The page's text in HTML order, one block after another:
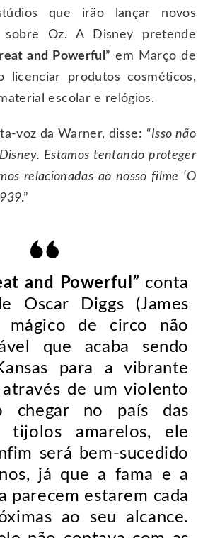
que irão lançar novos
sobre Oz. A Disney pretende
and Powerful ” em Março de
licenciar produtos cosméticos,
escolar e relógios.
voz da Warner, disse: “Isso não
Estamos tentando proteger
relacionadas ao nosso filme ‘O
.”
and Powerful ” conta
Oscar Diggs (James
mágico de circo não
que acaba sendo
para a vibrante
de um violento
chegar no país das
tijolos amarelos, ele
será bem-sucedido
já que a fama e a
parecem estarem cada
ao seu alcance.